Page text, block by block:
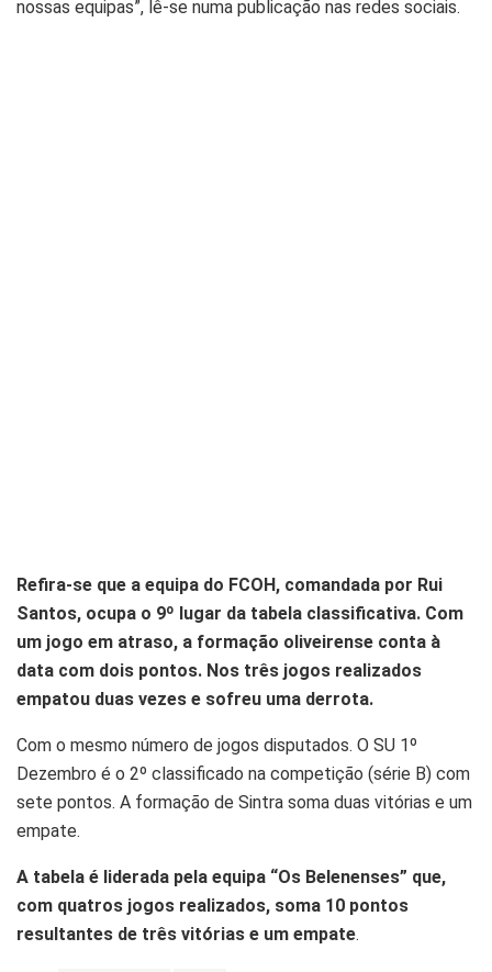
nossas equipas”, lê-se numa publicação nas redes sociais.
Refira-se que a equipa do FCOH, comandada por Rui
Santos, ocupa o 9º lugar da tabela classificativa. Com
um jogo em atraso, a formação oliveirense conta à
data com dois pontos. Nos três jogos realizados
empatou duas vezes e sofreu uma derrota.
Com o mesmo número de jogos disputados. O SU 1º
Dezembro é o 2º classificado na competição (série B) com
sete pontos. A formação de Sintra soma duas vitórias e um
empate.
A tabela é liderada pela equipa “Os Belenenses” que,
com quatros jogos realizados, soma 10 pontos
resultantes de três vitórias e um empate.